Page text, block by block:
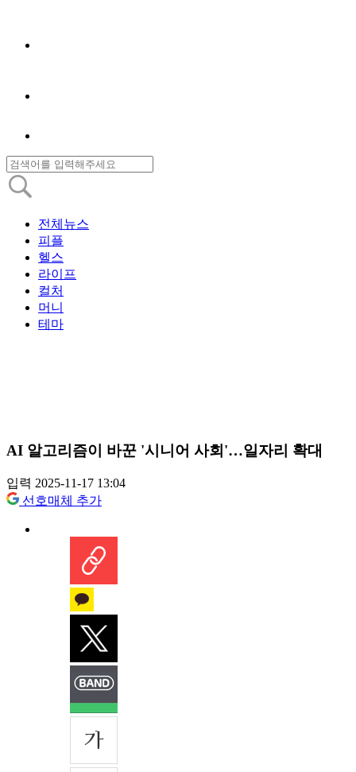
전체뉴스
피플
헬스
라이프
컬처
머니
테마
AI 알고리즘이 바꾼 '시니어 사회'…일자리 확대
입력 2025-11-17 13:04
선호매체 추가